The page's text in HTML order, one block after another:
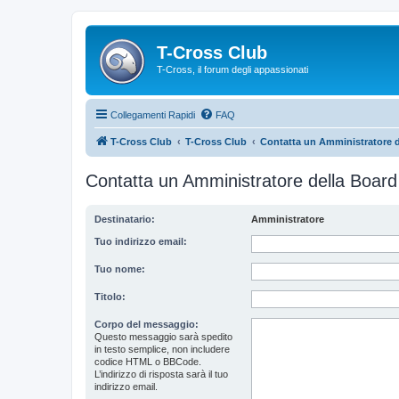
T-Cross Club
T-Cross, il forum degli appassionati
Collegamenti Rapidi FAQ
T-Cross Club T-Cross Club Contatta un Amministratore
Contatta un Amministratore della Board
Destinatario: Amministratore
Tuo indirizzo email:
Tuo nome:
Titolo:
Corpo del messaggio:
Questo messaggio sarà spedito
in testo semplice, non includere
codice HTML o BBCode.
L’indirizzo di risposta sarà il tuo
indirizzo email.